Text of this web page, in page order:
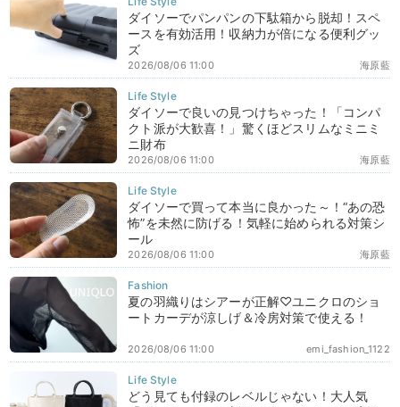
ダイソーでパンパンの下駄箱から脱却！スペ
ースを有効活用！収納力が倍になる便利グッ
ズ
海原藍
2026/08/06 11:00
ダイソーで良いの見つけちゃった！「コンパ
クト派が大歓喜！」驚くほどスリムなミニミ
ニ財布
海原藍
2026/08/06 11:00
ダイソーで買って本当に良かった～！“あの恐
怖”を未然に防げる！気軽に始められる対策シ
ール
海原藍
2026/08/06 11:00
夏の羽織りはシアーが正解♡ユニクロのショ
ートカーデが涼しげ＆冷房対策で使える！
emi_fashion_1122
2026/08/06 11:00
どう見ても付録のレベルじゃない！大人気